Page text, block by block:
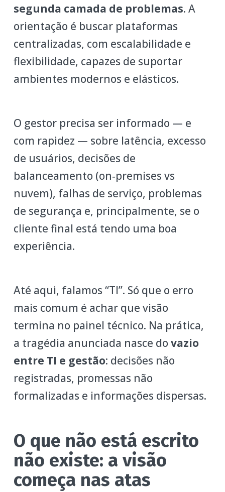
segunda camada de problemas. A
orientação é buscar plataformas
centralizadas, com escalabilidade e
flexibilidade, capazes de suportar
ambientes modernos e elásticos.
O gestor precisa ser informado — e
com rapidez — sobre latência, excesso
de usuários, decisões de
balanceamento (on‑premises vs
nuvem), falhas de serviço, problemas
de segurança e, principalmente, se o
cliente final está tendo uma boa
experiência.
Até aqui, falamos “TI”. Só que o erro
mais comum é achar que visão
termina no painel técnico. Na prática,
a tragédia anunciada nasce do vazio
entre TI e gestão: decisões não
registradas, promessas não
formalizadas e informações dispersas.
O que não está escrito
não existe: a visão
começa nas atas